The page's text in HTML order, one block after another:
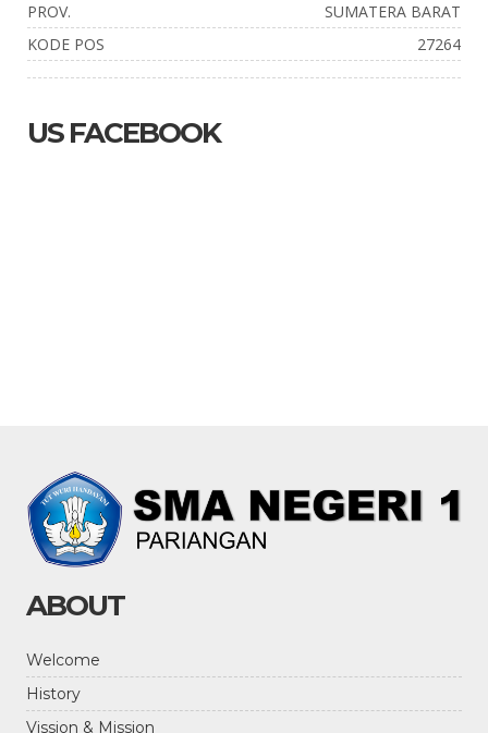
PROV.
SUMATERA BARAT
KODE POS
27264
US FACEBOOK
ABOUT
Welcome
History
Vission & Mission